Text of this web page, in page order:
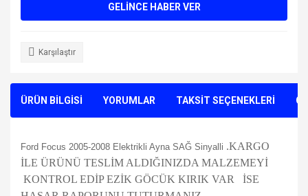
GELİNCE HABER VER
Karşılaştır
ÜRÜN BİLGİSİ YORUMLAR TAKSİT SEÇENEKLERİ
Ford Focus 2005-2008 Elektrikli Ayna SAĞ Sinyalli .KARGO
İLE ÜRÜNÜ TESLİM ALDIĞINIZDA MALZEMEYİ
KONTROL EDİP EZİK GÖCÜK KIRIK VAR İSE